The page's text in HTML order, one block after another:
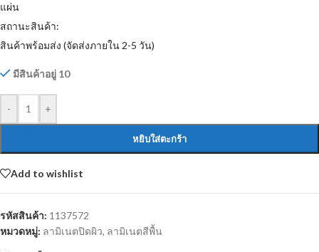
แผ่น
สถานะสินค้า:
สินค้าพร้อมส่ง (จัดส่งภายใน 2-5 วัน)
มีสินค้าอยู่ 10
- +
หยิบใส่ตะกร้า
Add to wishlist
รหัสสินค้า: 1137572
หมวดหมู่: ลามิเนตปิดผิว, ลามิเนตสีพื้น